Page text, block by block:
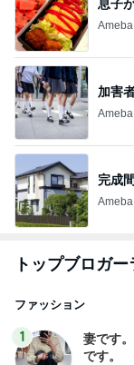
息子
加害
完成
トップブロガ
ファッション
1
妻です
です。